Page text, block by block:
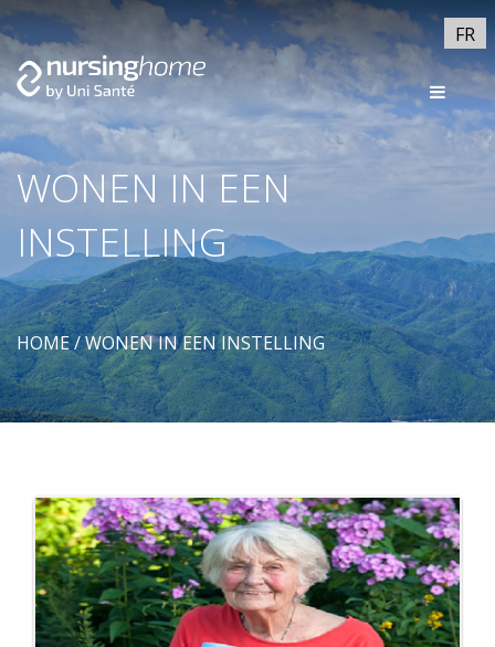
FR
WONEN IN EEN
INSTELLING
HOME/WONEN IN EEN INSTELLING